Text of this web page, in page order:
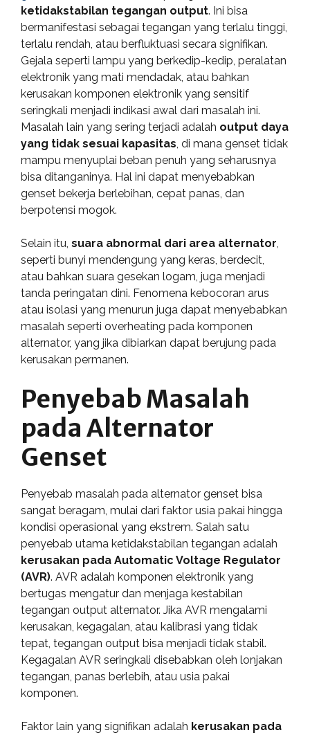
ketidakstabilan tegangan output. Ini bisa
bermanifestasi sebagai tegangan yang terlalu tinggi,
terlalu rendah, atau berfluktuasi secara signifikan.
Gejala seperti lampu yang berkedip-kedip, peralatan
elektronik yang mati mendadak, atau bahkan
kerusakan komponen elektronik yang sensitif
seringkali menjadi indikasi awal dari masalah ini.
Masalah lain yang sering terjadi adalah output daya
yang tidak sesuai kapasitas , di mana genset tidak
mampu menyuplai beban penuh yang seharusnya
bisa ditanganinya. Hal ini dapat menyebabkan
genset bekerja berlebihan, cepat panas, dan
berpotensi mogok.
Selain itu, suara abnormal dari area alternator
seperti bunyi mendengung yang keras, berdecit,
atau bahkan suara gesekan logam, juga menjadi
tanda peringatan dini. Fenomena kebocoran arus
atau isolasi yang menurun juga dapat menyebabkan
masalah seperti overheating pada komponen
alternator, yang jika dibiarkan dapat berujung pada
kerusakan permanen.
Penyebab Masalah
pada Alternator
Genset
Penyebab masalah pada alternator genset bisa
sangat beragam, mulai dari faktor usia pakai hingga
kondisi operasional yang ekstrem. Salah satu
penyebab utama ketidakstabilan tegangan adalah
kerusakan pada Automatic Voltage Regulator
(AVR). AVR adalah komponen elektronik yang
bertugas mengatur dan menjaga kestabilan
tegangan output alternator. Jika AVR mengalami
kerusakan, kegagalan, atau kalibrasi yang tidak
tepat, tegangan output bisa menjadi tidak stabil.
Kegagalan AVR seringkali disebabkan oleh lonjakan
tegangan, panas berlebih, atau usia pakai
komponen.
Faktor lain yang signifikan adalah kerusakan pada